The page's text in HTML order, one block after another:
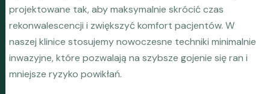
projektowane tak, aby maksymalnie skrócić czas
rekonwalescencji i zwiększyć komfort pacjentów. W
naszej klinice stosujemy nowoczesne techniki minimalnie
inwazyjne, które pozwalają na szybsze gojenie się ran i
mniejsze ryzyko powikłań.